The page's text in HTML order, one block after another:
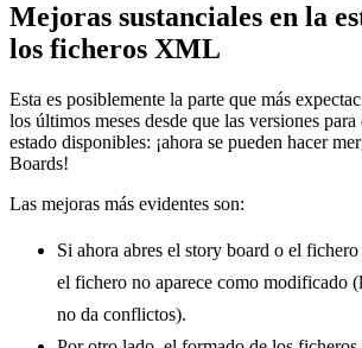
Mejoras sustanciales en la
los ficheros XML
Esta es posiblemente la parte que más
los últimos meses desde que las versiones
estado disponibles: ¡ahora se pueden hacer
Boards!
Las mejoras más evidentes son:
Si ahora abres el story board o el
el fichero no aparece como modificado
no da conflictos).